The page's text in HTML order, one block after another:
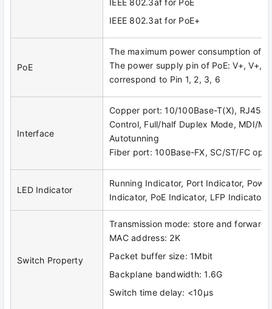
IEEE 802.3af for PoE
IEEE 802.3at for PoE+
PoE
The maximum power consumption of
The power supply pin of PoE: V+, V+,
correspond to Pin 1, 2, 3, 6
Interface
Copper port: 10/100Base-T(X), RJ45,
Control, Full/half Duplex Mode, MDI/
Autotunning
Fiber port: 100Base-FX, SC/ST/FC
LED Indicator
Running Indicator, Port Indicator,
Indicator, PoE Indicator, LFP Indicator
Switch Property
Transmission mode: store and forward
MAC address: 2K
Packet buffer size: 1Mbit
Backplane bandwidth: 1.6G
Switch time delay: <10μs